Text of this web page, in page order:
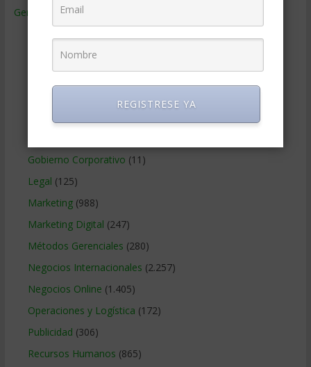
Gerencia
(9.477)
Ciencias Económicas(80)
Contabilidad(466)
Educacion Gerencial(454)
Gobierno Corporativo (11)
Legal (125)
Marketing(988)
Marketing Digital (247)
Métodos Gerenciales (280)
Negocios Internacionales (2.257)
Negocios Online (1.405)
Operaciones y Logística (172)
Publicidad (306)
Recursos Humanos (865)
REGISTRESE YA